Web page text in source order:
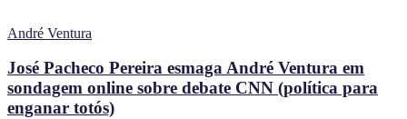
André Ventura
José Pacheco Pereira esmaga André Ventura em
sondagem online sobre debate CNN (política para
enganar totós)